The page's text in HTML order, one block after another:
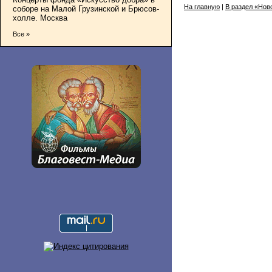
соборе на Малой Грузинской и Брюсов-
холле. Москва
Все »
На главную | В раздел